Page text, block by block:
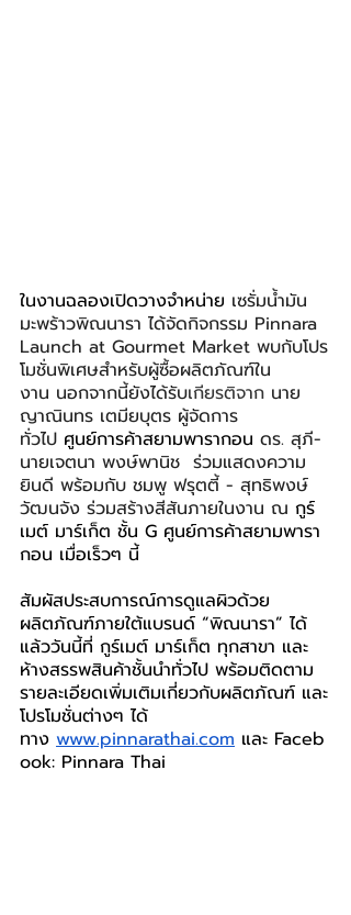
ในงานฉลองเปิดวางจำหน่าย เซรั่มน้ำมัน
มะพร้าวพิณนารา ได้จัดกิจกรรม Pinnara
Launch at Gourmet Market พบกับโปร
โมชั่นพิเศษสำหรับผู้ซื้อผลิตภัณฑ์ใน
งาน นอกจากนี้ยังได้รับเกียรติจาก นาย
ญาณินทร เตมียบุตร ผู้จัดการ
ทั่วไป ศูนย์การค้าสยามพารากอน ดร. สุภี-
นายเจตนา พงษ์พานิช  ร่วมแสดงความ
ยินดี พร้อมกับ ชมพู ฟรุตตี้ - สุทธิพงษ์
วัฒนจัง ร่วมสร้างสีสันภายในงาน ณ กูร์
เมต์ มาร์เก็ต ชั้น G ศูนย์การค้าสยามพารา
กอน เมื่อเร็วๆ นี้
สัมผัสประสบการณ์การดูแลผิวด้วย
ผลิตภัณฑ์ภายใต้แบรนด์ “พิณนารา” ได้
แล้ววันนี้ที่ กูร์เมต์ มาร์เก็ต ทุกสาขา และ
ห้างสรรพสินค้าชั้นนำทั่วไป พร้อมติดตาม
รายละเอียดเพิ่มเติมเกี่ยวกับผลิตภัณฑ์ และ
โปรโมชั่นต่างๆ ได้
ทาง www.pinnarathai.com และ Faceb
ook: Pinnara Thai